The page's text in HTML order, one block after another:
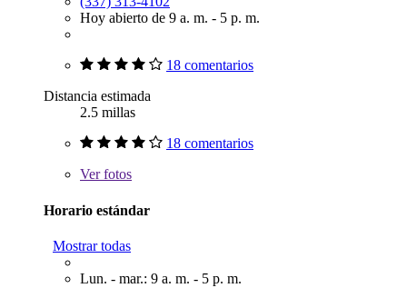
Hoy abierto de 9 a. m. - 5 p. m.
18 comentarios
Distancia estimada
2.5 millas
18 comentarios
Verfotos
Horario estándar
Mostrar todas
Lun. - mar.: 9 a. m. - 5 p. m.